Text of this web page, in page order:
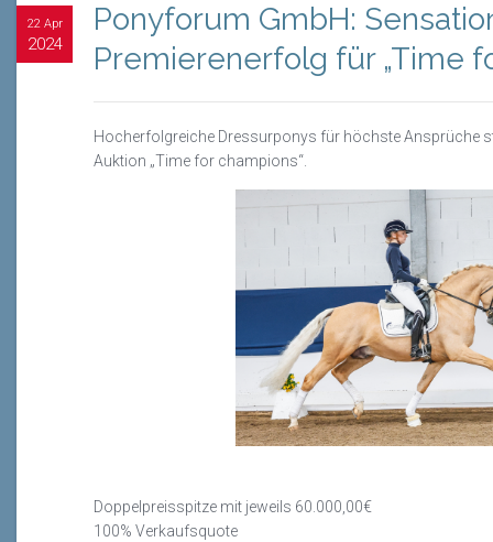
22 Apr
2024
Ponyforum GmbH:
Premierenerfolg für „Time
Hocherfolgreiche Dressurponys für höchste Ansprüche
Auktion „Time for champions“
Doppelpreisspitze mit jeweils 60.000,00€
100% Verkaufsquote